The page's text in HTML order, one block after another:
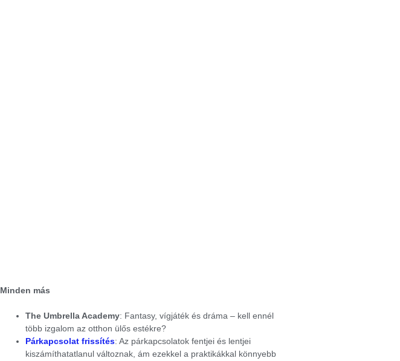
Minden más
The Umbrella Academy: Fantasy, vígjáték és dráma – kell ennél
több izgalom az otthon ülős estékre?
Párkapcsolat frissítés: Az párkapcsolatok fentjei és lentjei
kiszámíthatatlanul változnak, ám ezekkel a praktikákkal könnyebb